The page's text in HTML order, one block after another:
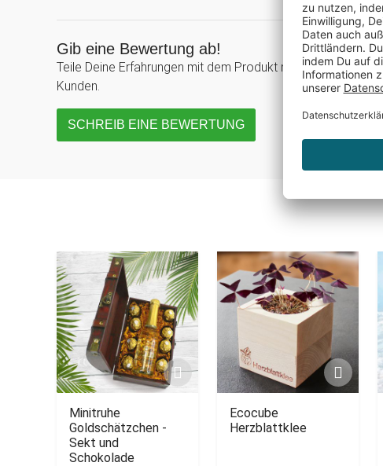
Gib eine Bewertung ab!
Teile Deine Erfahrungen mit dem Produkt mit anderen
Kunden.
SCHREIB EINE BEWERTUNG
Minitruhe
Goldschätzchen -
Sekt und
Schokolade
Ecocube
Herzblattklee